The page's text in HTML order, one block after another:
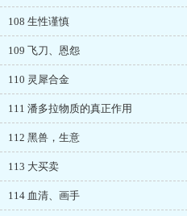
108 生性谨慎
109 飞刀、恩怨
110 灵犀合金
111 潘多拉物质的真正作用
112 黑兽，生意
113 大买卖
114 血清、画手